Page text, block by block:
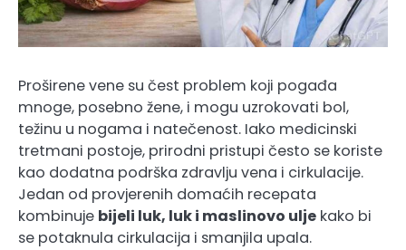
Proširene vene su čest problem koji pogađa
mnoge, posebno žene, i mogu uzrokovati bol,
težinu u nogama i natečenost. Iako medicinski
tretmani postoje, prirodni pristupi često se koriste
kao dodatna podrška zdravlju vena i cirkulacije.
Jedan od provjerenih domaćih recepata
kombinuje bijeli luk, luk i maslinovo ulje kako bi
se potaknula cirkulacija i smanjila upala.